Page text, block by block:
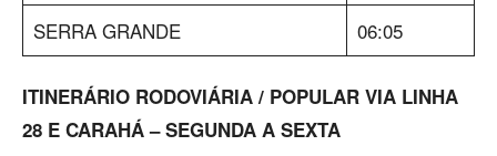
SERRA GRANDE
06:05
ITINERÁRIO RODOVIÁRIA / POPULAR VIA LINHA
28 E CARAHÁ – SEGUNDA A SEXTA